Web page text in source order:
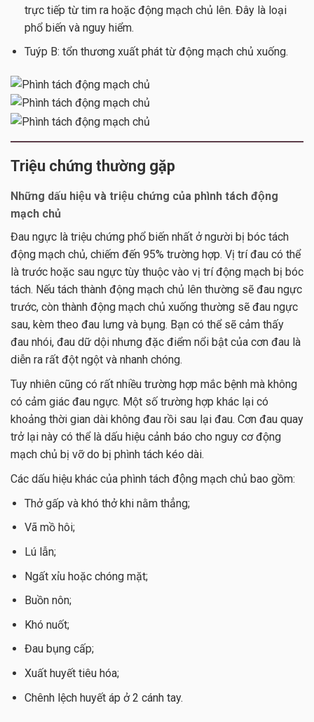
trực tiếp từ tim ra hoặc động mạch chủ lên. Đây là loại
phổ biến và nguy hiểm.
Tuýp B: tổn thương xuất phát từ động mạch chủ xuống.
Triệu chứng thường gặp
Những dấu hiệu và triệu chứng của phình tách động
mạch chủ
Đau ngực là triệu chứng phổ biến nhất ở người bị bóc tách
động mạch chủ, chiếm đến 95% trường hợp. Vị trí đau có thể
là trước hoặc sau ngực tùy thuộc vào vị trí động mạch bị bóc
tách. Nếu tách thành động mạch chủ lên thường sẽ đau ngực
trước, còn thành động mạch chủ xuống thường sẽ đau ngực
sau, kèm theo đau lưng và bụng. Bạn có thể sẽ cảm thấy
đau nhói, đau dữ dội nhưng đặc điểm nổi bật của cơn đau là
diễn ra rất đột ngột và nhanh chóng.
Tuy nhiên cũng có rất nhiều trường hợp mắc bệnh mà không
có cảm giác đau ngực. Một số trường hợp khác lại có
khoảng thời gian dài không đau rồi sau lại đau. Cơn đau quay
trở lại này có thể là dấu hiệu cảnh báo cho nguy cơ động
mạch chủ bị vỡ do bị phình tách kéo dài.
Các dấu hiệu khác của phình tách động mạch chủ bao gồm:
Thở gấp và khó thở khi nằm thẳng;
Vã mồ hôi;
Lú lẫn;
Ngất xỉu hoặc chóng mặt;
Buồn nôn;
Khó nuốt;
Đau bụng cấp;
Xuất huyết tiêu hóa;
Chênh lệch huyết áp ở 2 cánh tay.